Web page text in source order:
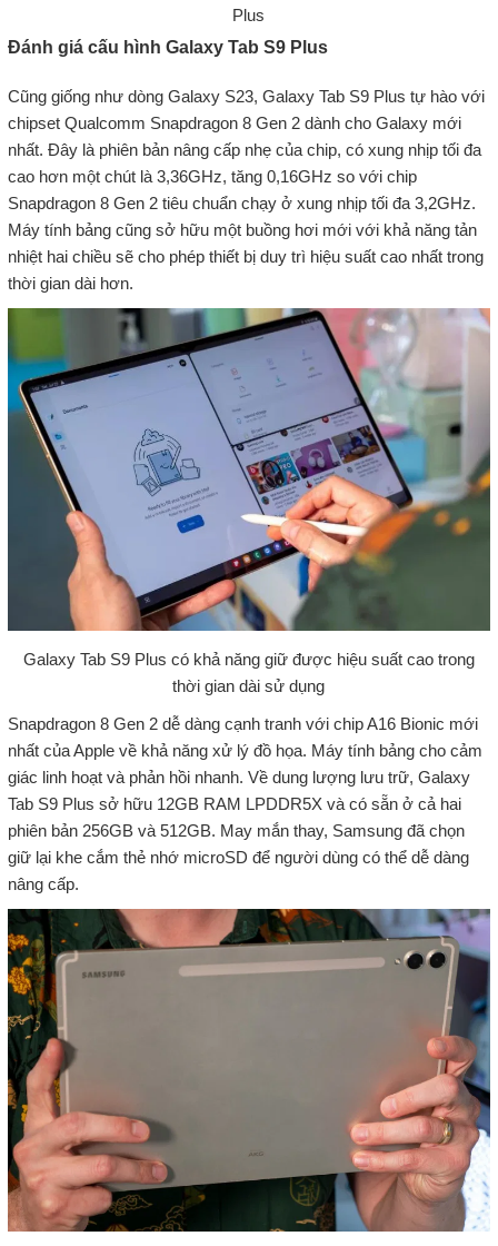
Plus
Đánh giá cấu hình Galaxy Tab S9 Plus
Cũng giống như dòng Galaxy S23, Galaxy Tab S9 Plus tự hào với
chipset Qualcomm Snapdragon 8 Gen 2 dành cho Galaxy mới
nhất. Đây là phiên bản nâng cấp nhẹ của chip, có xung nhịp tối đa
cao hơn một chút là 3,36GHz, tăng 0,16GHz so với chip
Snapdragon 8 Gen 2 tiêu chuẩn chạy ở xung nhịp tối đa 3,2GHz.
Máy tính bảng cũng sở hữu một buồng hơi mới với khả năng tản
nhiệt hai chiều sẽ cho phép thiết bị duy trì hiệu suất cao nhất trong
thời gian dài hơn.
Galaxy Tab S9 Plus có khả năng giữ được hiệu suất cao trong
thời gian dài sử dụng
Snapdragon 8 Gen 2 dễ dàng cạnh tranh với chip A16 Bionic mới
nhất của Apple về khả năng xử lý đồ họa. Máy tính bảng cho cảm
giác linh hoạt và phản hồi nhanh. Về dung lượng lưu trữ, Galaxy
Tab S9 Plus sở hữu 12GB RAM LPDDR5X và có sẵn ở cả hai
phiên bản 256GB và 512GB. May mắn thay, Samsung đã chọn
giữ lại khe cắm thẻ nhớ microSD để người dùng có thể dễ dàng
nâng cấp.